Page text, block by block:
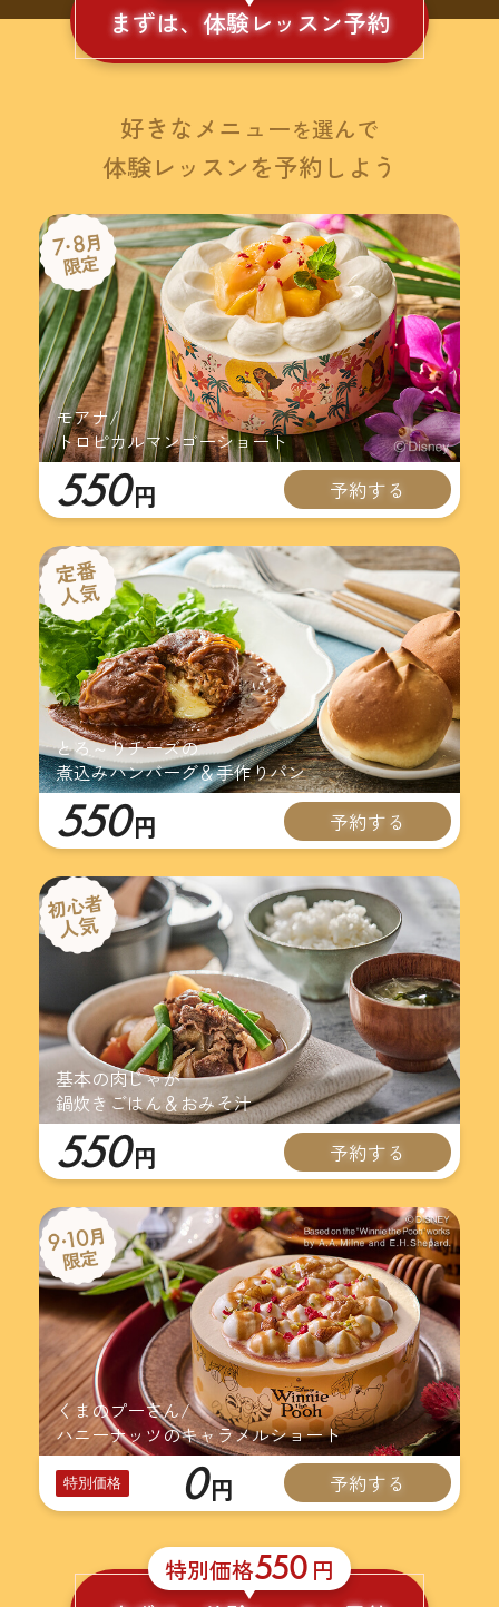
まずは、体験レッスン予約
好きなメニューを選んで
体験レッスンを予約しよう
モアナ/
トロピカルマンゴーショート
550 円 予約する
とろ～りチーズの
煮込みハンバーグ＆手作りパン
550 円 予約する
基本の肉じゃが
鍋炊きごはん＆おみそ汁
550 円 予約する
くまのプーさん/
ハニーナッツのキャラメルショート
特別価格 0円 予約する
特別価格550 円